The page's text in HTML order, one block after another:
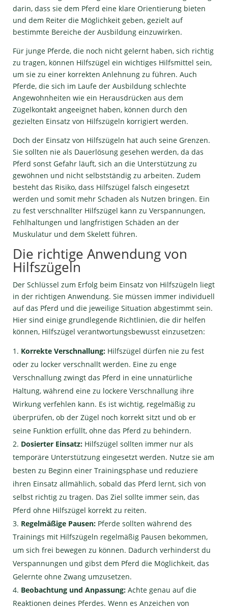
darin, dass sie dem Pferd eine klare Orientierung bieten
und dem Reiter die Möglichkeit geben, gezielt auf
bestimmte Bereiche der Ausbildung einzuwirken.
Für junge Pferde, die noch nicht gelernt haben, sich richtig
zu tragen, können Hilfszügel ein wichtiges Hilfsmittel sein,
um sie zu einer korrekten Anlehnung zu führen. Auch
Pferde, die sich im Laufe der Ausbildung schlechte
Angewohnheiten wie ein Herausdrücken aus dem
Zügelkontakt angeeignet haben, können durch den
gezielten Einsatz von Hilfszügeln korrigiert werden.
Doch der Einsatz von Hilfszügeln hat auch seine Grenzen.
Sie sollten nie als Dauerlösung gesehen werden, da das
Pferd sonst Gefahr läuft, sich an die Unterstützung zu
gewöhnen und nicht selbstständig zu arbeiten. Zudem
besteht das Risiko, dass Hilfszügel falsch eingesetzt
werden und somit mehr Schaden als Nutzen bringen. Ein
zu fest verschnallter Hilfszügel kann zu Verspannungen,
Fehlhaltungen und langfristigen Schäden an der
Muskulatur und dem Skelett führen.
Die richtige Anwendung von
Hilfszügeln
Der Schlüssel zum Erfolg beim Einsatz von Hilfszügeln liegt
in der richtigen Anwendung. Sie müssen immer individuell
auf das Pferd und die jeweilige Situation abgestimmt sein.
Hier sind einige grundlegende Richtlinien, die dir helfen
können, Hilfszügel verantwortungsbewusst einzusetzen:
Korrekte Verschnallung:Hilfszügel dürfen nie zu fest
oder zu locker verschnallt werden. Eine zu enge
Verschnallung zwingt das Pferd in eine unnatürliche
Haltung, während eine zu lockere Verschnallung ihre
Wirkung verfehlen kann. Es ist wichtig, regelmäßig zu
überprüfen, ob der Zügel noch korrekt sitzt und ob er
seine Funktion erfüllt, ohne das Pferd zu behindern.
Dosierter Einsatz:Hilfszügel sollten immer nur als
temporäre Unterstützung eingesetzt werden. Nutze sie am
besten zu Beginn einer Trainingsphase und reduziere
ihren Einsatz allmählich, sobald das Pferd lernt, sich von
selbst richtig zu tragen. Das Ziel sollte immer sein, das
Pferd ohne Hilfszügel korrekt zu reiten.
Regelmäßige Pausen:Pferde sollten während des
Trainings mit Hilfszügeln regelmäßig Pausen bekommen,
um sich frei bewegen zu können. Dadurch verhinderst du
Verspannungen und gibst dem Pferd die Möglichkeit, das
Gelernte ohne Zwang umzusetzen.
Beobachtung und Anpassung:Achte genau auf die
Reaktionen deines Pferdes. Wenn es Anzeichen von